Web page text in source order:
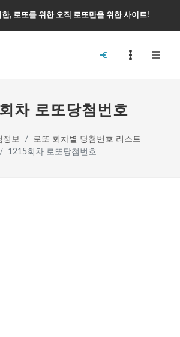
, 로또를 위한 오직 로또만을 위한 사이트!
차 로또당첨번호
정보
로또 회차별 당첨번호 리스트
1215회차 로또당첨번호